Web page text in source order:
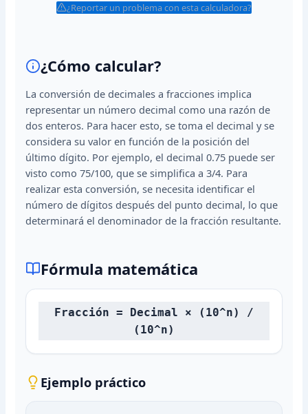
¿Reportar un problema con esta calculadora?
¿Cómo calcular?
La conversión de decimales a fracciones implica
representar un número decimal como una razón de
dos enteros. Para hacer esto, se toma el decimal y se
considera su valor en función de la posición del
último dígito. Por ejemplo, el decimal 0.75 puede ser
visto como 75/100, que se simplifica a 3/4. Para
realizar esta conversión, se necesita identificar el
número de dígitos después del punto decimal, lo que
determinará el denominador de la fracción resultante.
Fórmula matemática
Fracción = Decimal × (10^n) /
(10^n)
Ejemplo práctico